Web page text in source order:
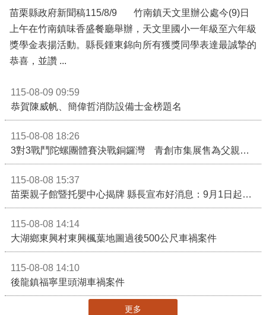
苗栗縣政府新聞稿115/8/9 竹南鎮天文里辦公處今(9)日
上午在竹南鎮味香盛餐廳舉辦，天文里國小一年級至六年級
獎學金表揚活動。縣長鍾東錦向所有獲獎同學表達最誠摯的
恭喜，並讚 ...
115-08-09 09:59
恭賀陳威帆、簡偉哲消防設備士金榜題名
115-08-08 18:26
3對3戰鬥陀螺團體賽決戰銅鑼灣 青創市集展售為父親節增添繽紛
115-08-08 15:37
苗栗親子館暨托嬰中心揭牌 縣長宣布好消息：9月1日起調降臨時托嬰費用
115-08-08 14:14
大湖鄉東興村東興楓葉地圖過後500公尺車禍案件
115-08-08 14:10
後龍鎮福寧里頭湖車禍案件
更多